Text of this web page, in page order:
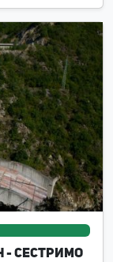
- Сестримо